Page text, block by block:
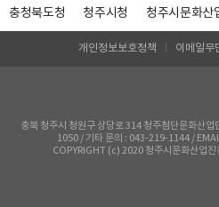
충청북도청 청주시청 청주시문화산
개인정보보호정책 이메일무
충북 청주시 청원구 상당로 314 청주첨단문화산
1050 / 기타 문의 : 043-219-1144 /
COPYRIGHT (c) 2020 청주시문화산업진